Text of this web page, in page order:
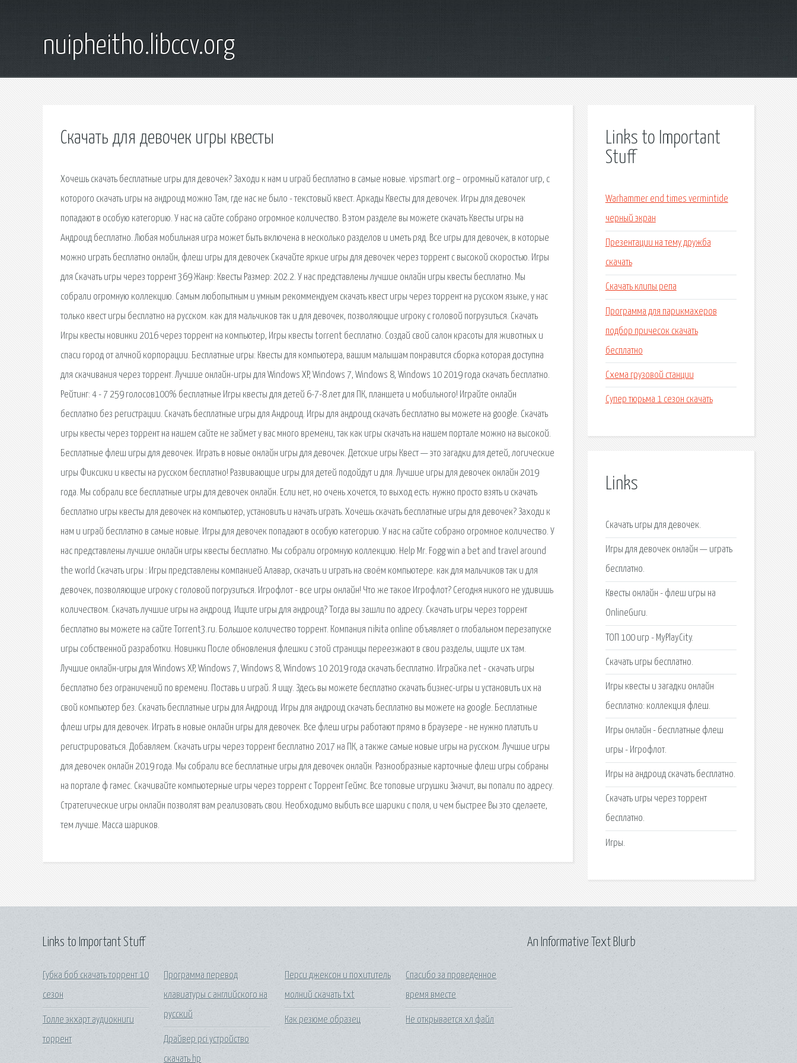
nuipheitho.libccv.org
Скачать для девочек игры квесты
Хочешь скачать бесплатные игры для девочек? Заходи к нам и играй бесплатно в самые новые. vipsmart.org – огромный каталог игр, с
которого скачать игры на андроид можно Там, где нас не было - текстовый квест. Аркады Квесты для девочек. Игры для девочек
попадают в особую категорию. У нас на сайте собрано огромное количество. В этом разделе вы можете скачать Квесты игры на
Андроид бесплатно. Любая мобильная игра может быть включена в несколько разделов и иметь ряд. Все игры для девочек, в которые
можно играть бесплатно онлайн, флеш игры для девочек Скачайте яркие игры для девочек через торрент с высокой скоростью. Игры
для Скачать игры через торрент 369 Жанр: Квесты Размер: 202.2. У нас представлены лучшие онлайн игры квесты бесплатно. Мы
собрали огромную коллекцию. Самым любопытным и умным рекоммендуем скачать квест игры через торрент на русском языке, у нас
только квест игры бесплатно на русском. как для мальчиков так и для девочек, позволяющие игроку с головой погрузиться. Скачать
Игры квесты новинки 2016 через торрент на компьютер, Игры квесты torrent бесплатно. Создай свой салон красоты для животных и
спаси город от алчной корпорации. Бесплатные игры: Квесты для компьютера, вашим малышам понравится сборка которая доступна
для скачивания через торрент. Лучшие онлайн-игры для Windows XP, Windows 7, Windows 8, Windows 10 2019 года скачать бесплатно.
Рейтинг: 4 - 7 259 голосов100% бесплатные Игры квесты для детей 6-7-8 лет для ПК, планшета и мобильного! Играйте онлайн
бесплатно без регистрации. Скачать бесплатные игры для Андроид. Игры для андроид скачать бесплатно вы можете на google. Скачать
игры квесты через торрент на нашем сайте не займет у вас много времени, так как игры скачать на нашем портале можно на высокой.
Бесплатные флеш игры для девочек. Играть в новые онлайн игры для девочек. Детские игры Квест — это загадки для детей, логические
игры Фиксики и квесты на русском бесплатно! Развивающие игры для детей подойдут и для. Лучшие игры для девочек онлайн 2019
года. Мы собрали все бесплатные игры для девочек онлайн. Если нет, но очень хочется, то выход есть: нужно просто взять и скачать
бесплатно игры квесты для девочек на компьютер, установить и начать играть. Хочешь скачать бесплатные игры для девочек? Заходи к
нам и играй бесплатно в самые новые. Игры для девочек попадают в особую категорию. У нас на сайте собрано огромное количество. У
нас представлены лучшие онлайн игры квесты бесплатно. Мы собрали огромную коллекцию. Help Mr. Fogg win a bet and travel around
the world Скачать игры : Игры представлены компанией Алавар, скачать и играть на своём компьютере. как для мальчиков так и для
девочек, позволяющие игроку с головой погрузиться. Игрофлот - все игры онлайн! Что же такое Игрофлот? Сегодня никого не удивишь
количеством. Скачать лучшие игры на андроид. Ищите игры для андроид? Тогда вы зашли по адресу. Скачать игры через торрент
бесплатно вы можете на сайте Torrent3.ru. Большое количество торрент. Компания nikita online объявляет о глобальном перезапуске
игры собственной разработки. Новинки После обновления флешки с этой страницы переезжают в свои разделы, ищите их там.
Лучшие онлайн-игры для Windows XP, Windows 7, Windows 8, Windows 10 2019 года скачать бесплатно. Играйка.net - скачать игры
бесплатно без ограничений по времени. Поставь и играй. Я ищу. Здесь вы можете бесплатно скачать бизнес-игры и установить их на
свой компьютер без. Скачать бесплатные игры для Андроид. Игры для андроид скачать бесплатно вы можете на google. Бесплатные
флеш игры для девочек. Играть в новые онлайн игры для девочек. Все флеш игры работают прямо в браузере - не нужно платить и
регистрироваться. Добавляем. Скачать игры через торрент бесплатно 2017 на ПК, а также самые новые игры на русском. Лучшие игры
для девочек онлайн 2019 года. Мы собрали все бесплатные игры для девочек онлайн. Разнообразные карточные флеш игры собраны
на портале ф гамес. Скачивайте компьютерные игры через торрент с Торрент Геймс. Все топовые игрушки Значит, вы попали по адресу.
Стратегические игры онлайн позволят вам реализовать свои. Необходимо выбить все шарики с поля, и чем быстрее Вы это сделаете,
тем лучше. Масса шариков.
Links to Important
Stuff
Warhammer end times vermintide
черный экран
Презентации на тему дружба
скачать
Скачать клипы репа
Программа для парикмахеров
подбор причесок скачать
бесплатно
Схема грузовой станции
Супер тюрьма 1 сезон скачать
Links
Скачать игры для девочек.
Игры для девочек онлайн — играть
бесплатно.
Квесты онлайн - флеш игры на
OnlineGuru.
ТОП 100 игр - MyPlayCity.
Скачать игры бесплатно.
Игры квесты и загадки онлайн
бесплатно: коллекция флеш.
Игры онлайн - бесплатные флеш
игры - Игрофлот.
Игры на андроид скачать бесплатно.
Скачать игры через торрент
бесплатно.
Игры.
Links to Important Stuff
Губка боб скачать торрент 10
сезон
Толле экхарт аудиокниги
торрент
Программа перевод
клавиатуры с английского на
русский
Драйвер pci устройство
скачать hp
Перси джексон и похититель
молний скачать txt
Как резюме образец
Спасибо за проведенное
время вместе
Не открывается хл файл
An Informative Text Blurb